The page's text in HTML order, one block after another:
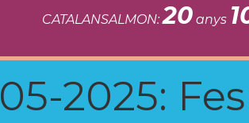
CATALANSALMON:20anys
2025: